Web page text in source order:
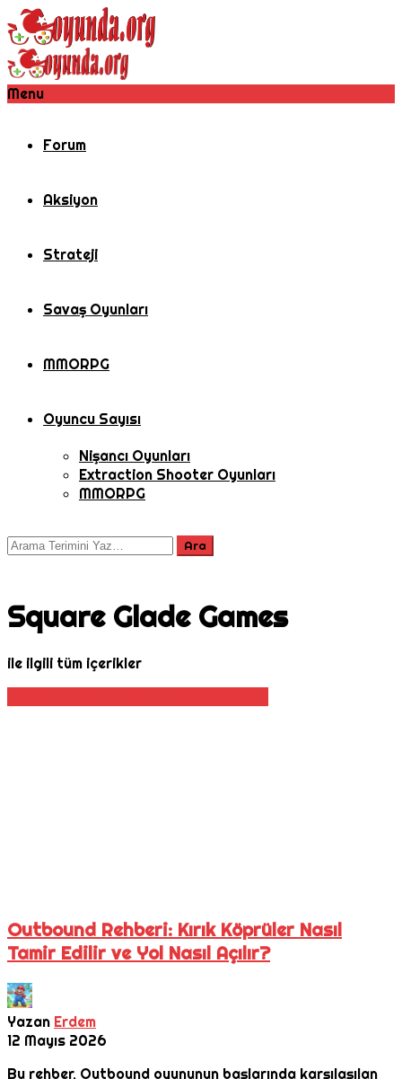
Menu
Forum
Aksiyon
Strateji
Savaş Oyunları
MMORPG
Oyuncu Sayısı
Nişancı Oyunları
Extraction Shooter Oyunları
MMORPG
Square Glade Games
ile ilgili tüm içerikler
Outbound Rehberi: Kırık Köprüler Nasıl
Tamir Edilir ve Yol Nasıl Açılır?
Yazan Erdem
12 Mayıs 2026
Bu rehber, Outbound oyununun başlarında karşılaşılan